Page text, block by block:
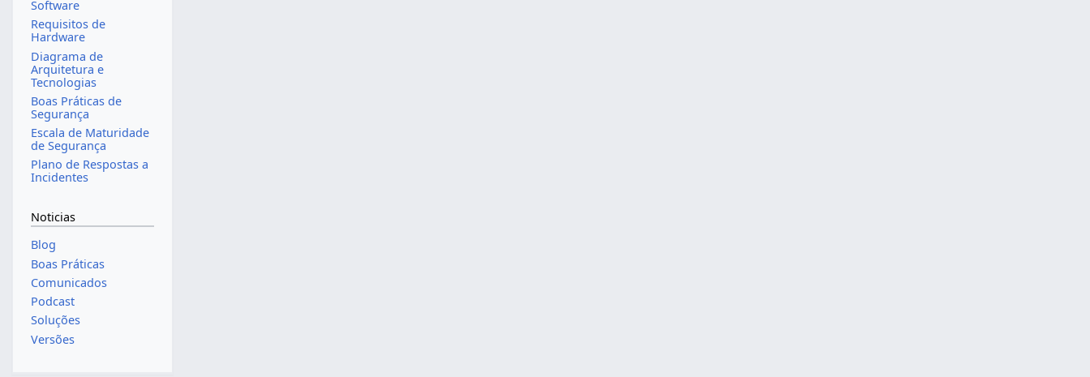
Software
Requisitos de
Hardware
Diagrama de
Arquitetura e
Tecnologias
Boas Práticas de
Segurança
Escala de Maturidade
de Segurança
Plano de Respostas a
Incidentes
Noticias
Blog
Boas Práticas
Comunicados
Podcast
Soluções
Versões